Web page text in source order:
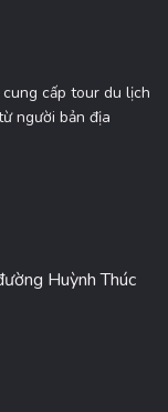
cấp tour du lịch
người bản địa
Huỳnh Thúc